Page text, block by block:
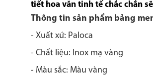
tiết hoa văn tinh tế chắc chắn
Thông tin sản phẩm bảng
- Xuất xứ: Paloca
- Chất liệu: Inox mạ vàng
- Màu sắc: Màu vàng